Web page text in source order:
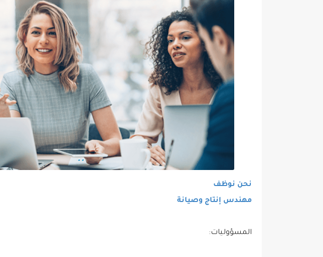
نحن نوظف
مهندس إنتاج وصيانة
المسؤوليات: